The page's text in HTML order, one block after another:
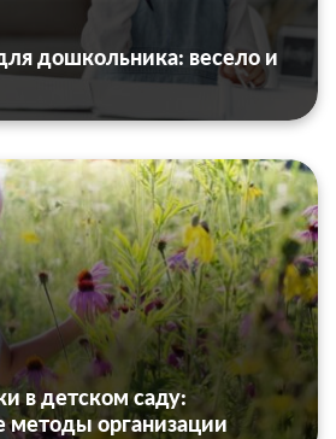
дошкольника: весело и
в детском саду:
методы организации